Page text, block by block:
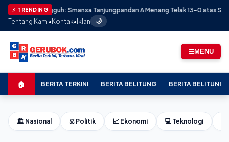
⚡ TRENDING
Tangguh: Smansa Tanjungpandan A Menang Telak 13-0 atas Skaduta LB
Tentang Kami•Kontak•Iklan 🌙
☰MENU
🏠 BERITA TERKINI BERITA BELITUNG BERITA BELITUNG
🏛️ Nasional ⚖️ Politik 📈 Ekonomi 💻 Teknologi